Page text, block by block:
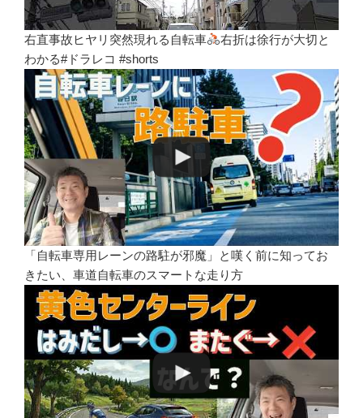
右直事故ヒヤリ突然現れる自転車
右折は徐行が大切と
わかる#ドラレコ #shorts
「自転車専用レーンの路駐が邪魔」と嘆く前に知ってお
きたい、車道自転車のスマートな走り方